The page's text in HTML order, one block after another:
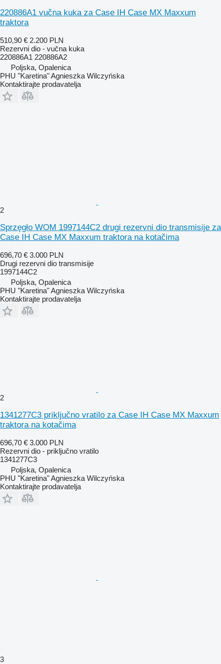
220886A1 vučna kuka za Case IH Case MX Maxxum
traktora
510,90 € 2.200 PLN
Rezervni dio - vučna kuka
220886A1 220886A2
Poljska, Opalenica
PHU "Karetina" Agnieszka Wilczyńska
Kontaktirajte prodavatelja
2
Sprzęgło WOM 1997144C2 drugi rezervni dio transmisije za
Case IH Case MX Maxxum traktora na kotačima
696,70 € 3.000 PLN
Drugi rezervni dio transmisije
1997144C2
Poljska, Opalenica
PHU "Karetina" Agnieszka Wilczyńska
Kontaktirajte prodavatelja
2
1341277C3 priključno vratilo za Case IH Case MX Maxxum
traktora na kotačima
696,70 € 3.000 PLN
Rezervni dio - priključno vratilo
1341277C3
Poljska, Opalenica
PHU "Karetina" Agnieszka Wilczyńska
Kontaktirajte prodavatelja
3